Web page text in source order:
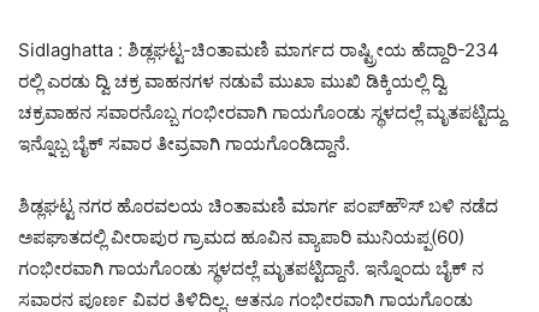
Sidlaghatta : ಶಿಡ್ಲಘಟ್ಟ-ಚಿಂತಾಮಣಿ ಮಾರ್ಗದ ರಾಷ್ಟ್ರೀಯ ಹೆದ್ದಾರಿ-234
ರಲ್ಲಿ ಎರಡು ದ್ವಿ ಚಕ್ರ ವಾಹನಗಳ ನಡುವೆ ಮುಖಾ ಮುಖಿ ಡಿಕ್ಕಿಯಲ್ಲಿ ದ್ವಿ
ಚಕ್ರವಾಹನ ಸವಾರನೊಬ್ಬ ಗಂಭೀರವಾಗಿ ಗಾಯಗೊಂಡು ಸ್ಥಳದಲ್ಲೆ ಮೃತಪಟ್ಟಿದ್ದು
ಇನ್ನೊಬ್ಬ ಬೈಕ್ ಸವಾರ ತೀವ್ರವಾಗಿ ಗಾಯಗೊಂಡಿದ್ದಾನೆ.
ಶಿಡ್ಲಘಟ್ಟ ನಗರ ಹೊರವಲಯ ಚಿಂತಾಮಣಿ ಮಾರ್ಗ ಪಂಪ್‌ಹೌಸ್ ಬಳಿ ನಡೆದ
ಅಪಘಾತದಲ್ಲಿ ವೀರಾಪುರ ಗ್ರಾಮದ ಹೂವಿನ ವ್ಯಾಪಾರಿ ಮುನಿಯಪ್ಪ(60)
ಗಂಭೀರವಾಗಿ ಗಾಯಗೊಂಡು ಸ್ಥಳದಲ್ಲೆ ಮೃತಪಟ್ಟಿದ್ದಾನೆ. ಇನ್ನೊಂದು ಬೈಕ್‌ ನ
ಸವಾರನ ಪೂರ್ಣ ವಿವರ ತಿಳಿದಿಲ್ಲ. ಆತನೂ ಗಂಭೀರವಾಗಿ ಗಾಯಗೊಂಡು